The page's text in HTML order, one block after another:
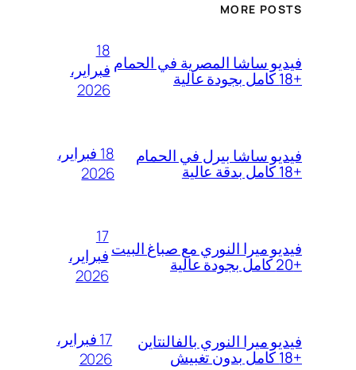
MORE POSTS
فيديو ساشا المصرية في الحمام
+18 كامل بجودة عالية
18
فبراير،
2026
فيديو ساشا بيرل في الحمام
+18 كامل بدقة عالية
18 فبراير،
2026
فيديو ميرا النوري مع صباغ البيت
+20 كامل بجودة عالية
17
فبراير،
2026
فيديو ميرا النوري بالفالنتاين
+18 كامل بدون تغبيش
17 فبراير،
2026